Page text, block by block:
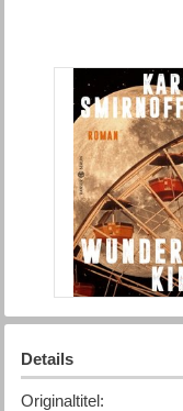
Details
Originaltitel: